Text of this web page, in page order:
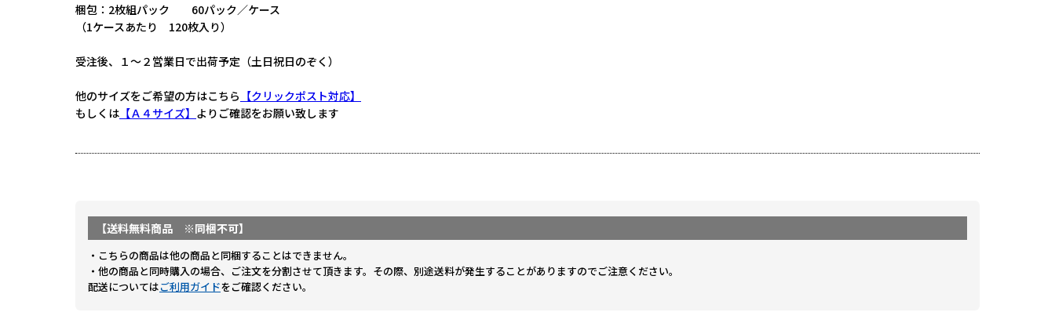
梱包：2枚組パック 60パック／ケース
（1ケースあたり 120枚入り）
受注後、１～２営業日で出荷予定（土日祝日のぞく）
他のサイズをご希望の方はこちら 【クリックポスト対応】
もしくは 【Ａ４サイズ】 よりご確認をお願い致します
【送料無料商品 ※同梱不可】
・こちらの商品は他の商品と同梱することはできません。
・他の商品と同時購入の場合、ご注文を分割させて頂きます。その際、別途送料が発生することがありますのでご注意ください。
配送についてはご利用ガイドをご確認ください。